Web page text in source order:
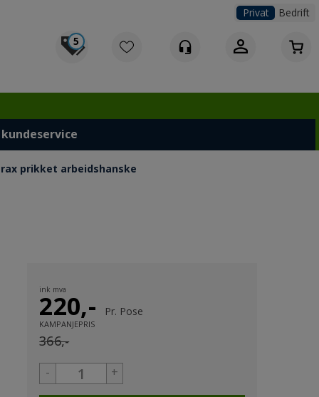
Privat Bedrift
5
prikket arbeidshanske
ink mva
220,- Pr. Pose
KAMPANJEPRIS
366,-
- +